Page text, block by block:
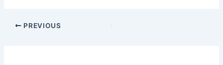
Post
PREVIOUS